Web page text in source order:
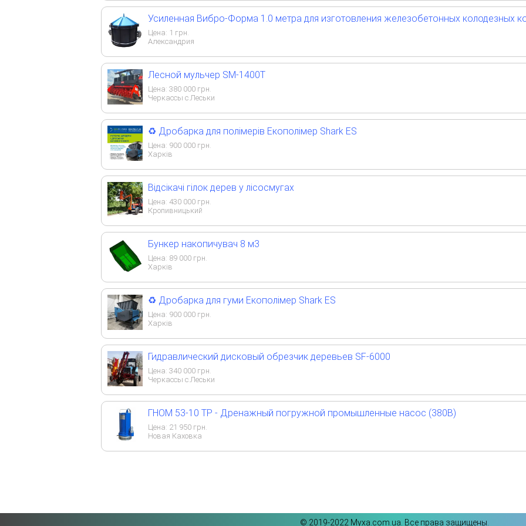
Усиленная Вибро-Форма 1.0 метра для изготовления железобетонных колодезных
Цена: 1 грн.
Александрия
Лесной мульчер SM-1400T
Цена: 380 000 грн.
Черкассы с.Леськи
♻️ Дробарка для полімерів Екополімер Shark ES
Цена: 900 000 грн.
Харків
Відсікачі гілок дерев у лісосмугах
Цена: 430 000 грн.
Кропивницький
Бункер накопичувач 8 м3
Цена: 89 000 грн.
Харків
♻️ Дробарка для гуми Екополімер Shark ES
Цена: 900 000 грн.
Харків
Гидравлический дисковый обрезчик деревьев SF-6000
Цена: 340 000 грн.
Черкассы с.Леськи
ГНОМ 53-10 ТР - Дренажный погружной промышленные насос (380В)
Цена: 21 950 грн.
Новая Каховка
©️ 2019-2022 Myxa.com.ua. Все права защищены.